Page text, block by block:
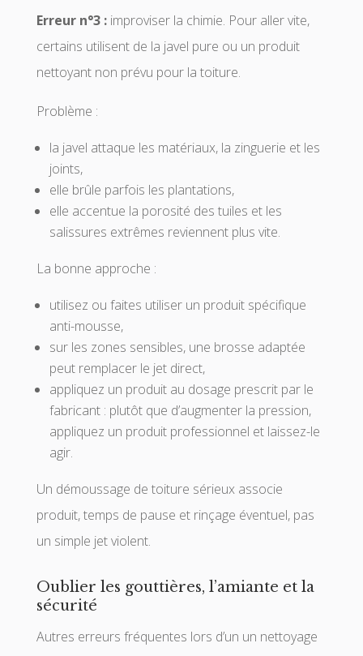
Erreur n°3 :improviser la chimie. Pour aller vite,
certains utilisent de la javel pure ou un produit
nettoyant non prévu pour la toiture.
Problème :
la javel attaque les matériaux, la zinguerie et les
joints,
elle brûle parfois les plantations,
elle accentue la porosité des tuiles et les
salissures extrêmes reviennent plus vite.
La bonne approche :
utilisez ou faites utiliser un produit spécifique
anti-mousse,
sur les zones sensibles, une brosse adaptée
peut remplacer le jet direct,
appliquez un produit au dosage prescrit par le
fabricant : plutôt que d’augmenter la pression,
appliquez un produit professionnel et laissez-le
agir.
Un démoussage de toiture sérieux associe
produit, temps de pause et rinçage éventuel, pas
un simple jet violent.
Oublier les gouttières, l’amiante et la
sécurité
Autres erreurs fréquentes lors d’un un nettoyage